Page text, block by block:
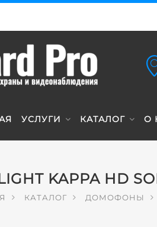
УСЛУГИ КАТАЛОГ О
KAPPA HD
КАТАЛОГ ДОМОФОНЫ